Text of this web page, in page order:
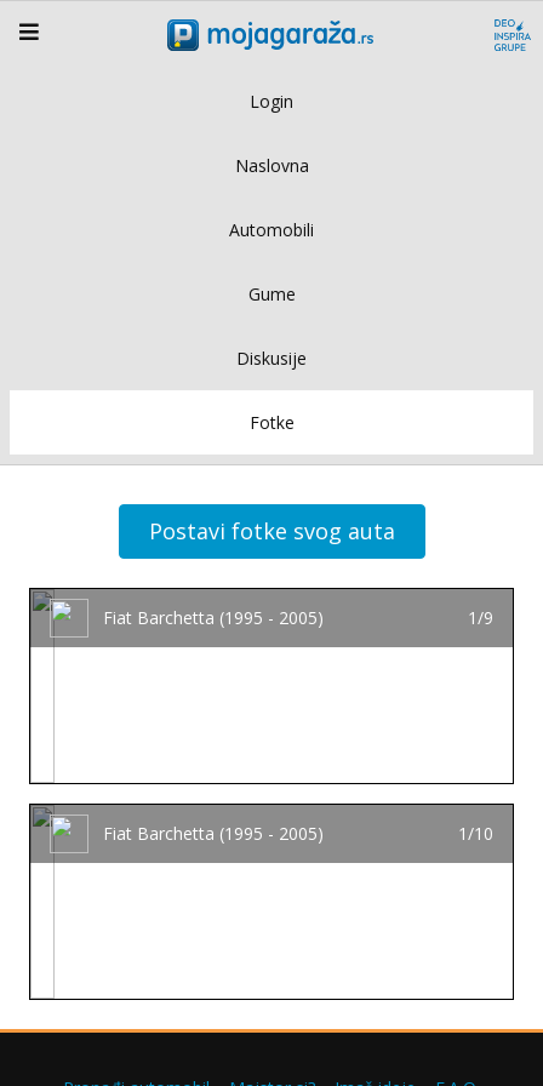
Login
Naslovna
Automobili
Gume
Diskusije
Fotke
Postavi fotke svog auta
Fiat Barchetta (1995 - 2005) 1/9
Fiat Barchetta (1995 - 2005) 1/10